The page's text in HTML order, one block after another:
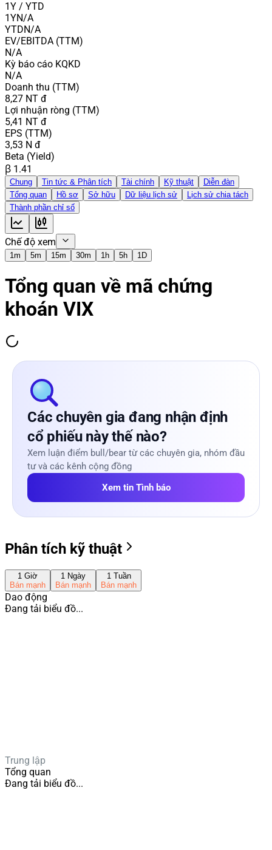
1Y / YTD
1YN/A
YTDN/A
EV/EBITDA (TTM)
N/A
Kỳ báo cáo KQKD
N/A
Doanh thu (TTM)
8,27 NT đ
Lợi nhuận ròng (TTM)
5,41 NT đ
EPS (TTM)
3,53 N đ
Beta (Yield)
β 1.41
Chung Tin tức & Phân tích Tài chính Kỹ thuật
Diễn đàn
Tổng quan
Hồ sơ Sở hữu Dữ liệu lịch sử
Lịch sử chia tách
Thành phần chỉ số
Chế độ xem
1m 5m 15m 30m 1h 5h 1D
Tổng quan về mã chứng
khoán VIX
Các chuyên gia đang nhận định
cổ phiếu này thế nào?
Xem luận điểm bull/bear từ các chuyên gia, nhóm đầu
tư và các kênh cộng đồng
Xem tin Tình báo
Phân tích kỹ thuật
1 Giờ
Bán mạnh
1 Ngày
Bán mạnh
1 Tuần
Bán mạnh
Dao động
Đang tải biểu đồ...
Trung lập
Tổng quan
Đang tải biểu đồ...